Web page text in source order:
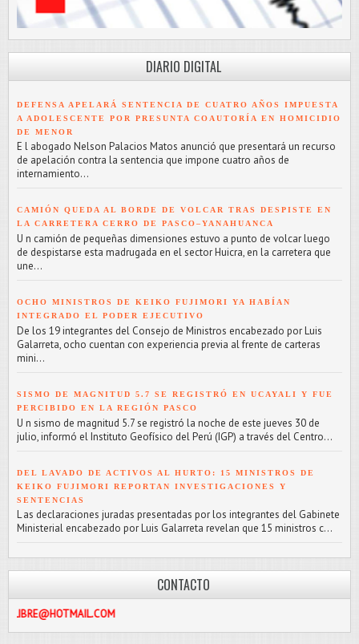
DIARIO DIGITAL
DEFENSA APELARÁ SENTENCIA DE CUATRO AÑOS IMPUESTA
A ADOLESCENTE POR PRESUNTA COAUTORÍA EN HOMICIDIO
DE MENOR
E l abogado Nelson Palacios Matos anunció que presentará un recurso
de apelación contra la sentencia que impone cuatro años de
internamiento...
CAMIÓN QUEDA AL BORDE DE VOLCAR TRAS DESPISTE EN
LA CARRETERA CERRO DE PASCO–YANAHUANCA
U n camión de pequeñas dimensiones estuvo a punto de volcar luego
de despistarse esta madrugada en el sector Huicra, en la carretera que
une...
OCHO MINISTROS DE KEIKO FUJIMORI YA HABÍAN
INTEGRADO EL PODER EJECUTIVO
De los 19 integrantes del Consejo de Ministros encabezado por Luis
Galarreta, ocho cuentan con experiencia previa al frente de carteras
mini...
SISMO DE MAGNITUD 5.7 SE REGISTRÓ EN UCAYALI Y FUE
PERCIBIDO EN LA REGIÓN PASCO
U n sismo de magnitud 5.7 se registró la noche de este jueves 30 de
julio, informó el Instituto Geofísico del Perú (IGP) a través del Centro...
DEL LAVADO DE ACTIVOS AL HURTO: 15 MINISTROS DE
KEIKO FUJIMORI REPORTAN INVESTIGACIONES Y
SENTENCIAS
L as declaraciones juradas presentadas por los integrantes del Gabinete
Ministerial encabezado por Luis Galarreta revelan que 15 ministros c...
CONTACTO